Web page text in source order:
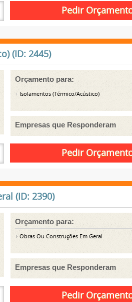
(ID: 2445)
Orçamento para:
Isolamentos (Térmico/Acústico)
Empresas que Responderam
(ID: 2390)
Orçamento para:
Obras Ou Construções Em Geral
Empresas que Responderam